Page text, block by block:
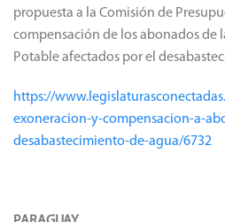
propuesta a la Comisión de
compensación de los abonados de
Potable afectados por el
https://
exoneracion-y-compensacion-a-
desabastecimiento-de-agua/6732